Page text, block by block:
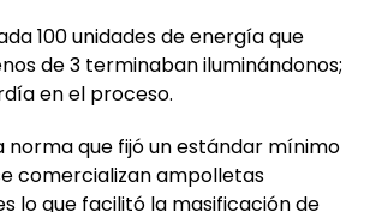
100 unidades de energía que
de 3 terminaban iluminándonos;
en el proceso.
norma que fijó un estándar mínimo
comercializan ampolletas
lo que facilitó la masificación de